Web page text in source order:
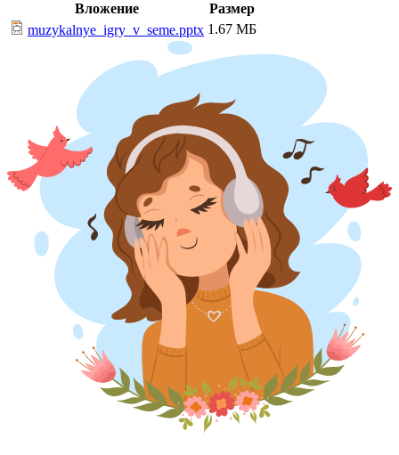
Вложение
Размер
muzykalnye_igry_v_seme.pptx 1.67 МБ